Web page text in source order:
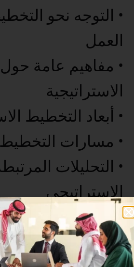
• التوجه نحو
العمل
• مفاهيم عامة حول
الاستراتيجية
• أبعاد التخطيط
• مسارات التخطيط
• التحليلات
الاستراتيجي
• الخاتمة